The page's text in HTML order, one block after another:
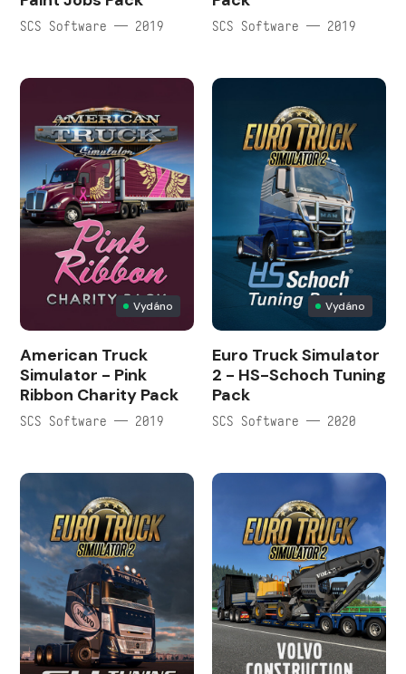
SCS Software — 2019 SCS Software — 2019
Vydáno
American Truck
Simulator - Pink
Ribbon Charity Pack
SCS Software — 2019
Vydáno
Euro Truck Simulator
2 - HS-Schoch Tuning
Pack
SCS Software — 2020